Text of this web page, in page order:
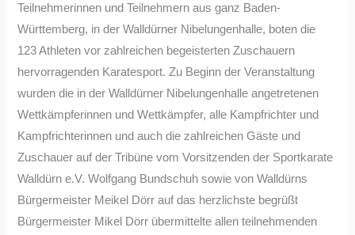
Teilnehmerinnen und Teilnehmern aus ganz Baden-
Württemberg, in der Walldürner Nibelungenhalle, boten die
123 Athleten vor zahlreichen begeisterten Zuschauern
hervorragenden Karatesport. Zu Beginn der Veranstaltung
wurden die in der Walldürner Nibelungenhalle angetretenen
Wettkämpferinnen und Wettkämpfer, alle Kampfrichter und
Kampfrichterinnen und auch die zahlreichen Gäste und
Zuschauer auf der Tribüne vom Vorsitzenden der Sportkarate
Walldürn e.V. Wolfgang Bundschuh sowie von Walldürns
Bürgermeister Meikel Dörr auf das herzlichste begrüßt
Bürgermeister Mikel Dörr übermittelte allen teilnehmenden